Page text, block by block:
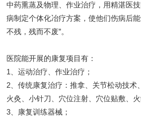
中药熏蒸及物理、作业治疗，用精湛医
病制定个体化冶疗方案，使他们伤病后
不残，残而不废”。
医院能开展的康复项目有：
1、运动治疗、作业治疗；
2、传统康复治疗：推拿、关节松动技术
火灸、小针刀、穴位注射、穴位贴敷、火
3、康复训练器械；